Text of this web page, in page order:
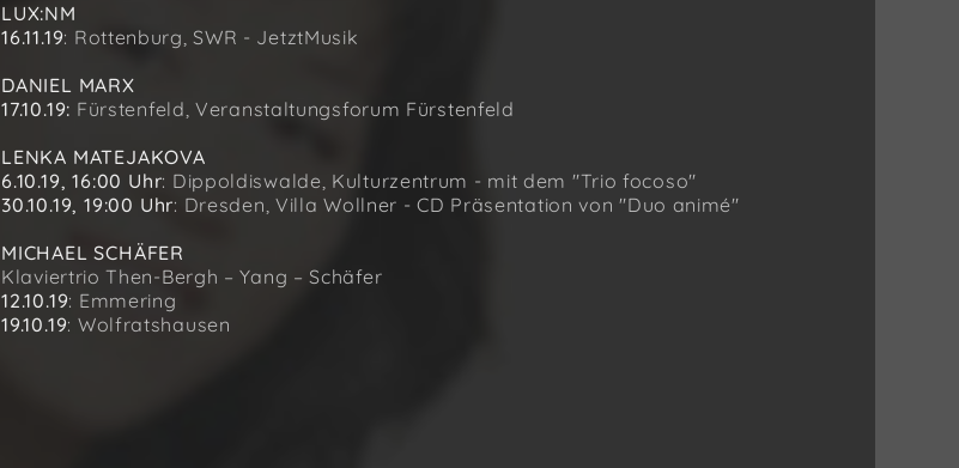
LUX:NM
16.11.19: Rottenburg, SWR - JetztMusik
DANIEL MARX
17.10.19: Fürstenfeld, Veranstaltungsforum Fürstenfeld
LENKA MATEJAKOVA
6.10.19, 16:00 Uhr: Dippoldiswalde, Kulturzentrum - mit dem "Trio focoso"
30.10.19, 19:00 Uhr: Dresden, Villa Wollner - CD Präsentation von "Duo animé"
MICHAEL SCHÄFER
Klaviertrio Then-Bergh – Yang – Schäfer
12.10.19: Emmering
19.10.19: Wolfratshausen